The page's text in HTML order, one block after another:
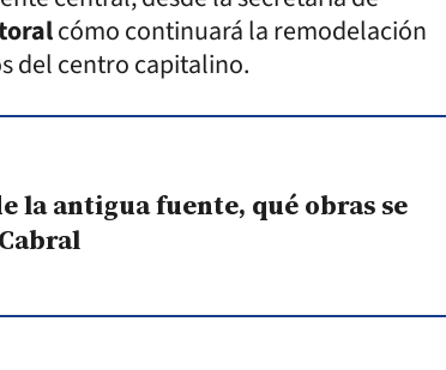
cómo continuará la remodelación
del centro capitalino.
la antigua fuente, qué obras se